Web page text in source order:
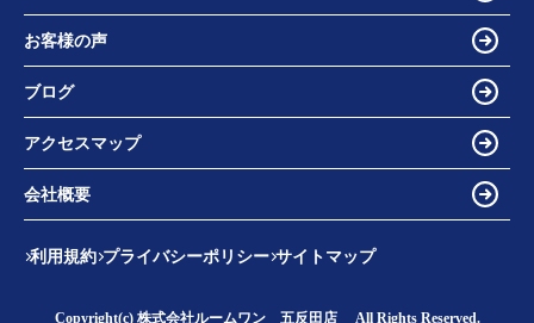
お客様の声
ブログ
アクセスマップ
会社概要
利用規約 プライバシーポリシー サイトマップ
Copyright(c) 株式会社ルームワン 五反田店 All Rights Reserved.